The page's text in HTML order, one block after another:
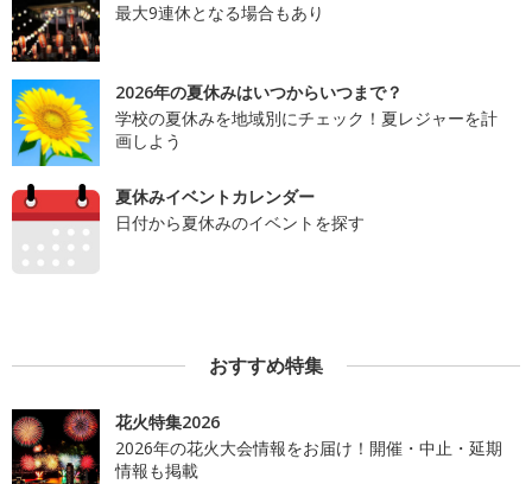
最大9連休となる場合もあり
2026年の夏休みはいつからいつまで？
学校の夏休みを地域別にチェック！夏レジャーを計
画しよう
夏休みイベントカレンダー
日付から夏休みのイベントを探す
おすすめ特集
花火特集2026
2026年の花火大会情報をお届け！開催・中止・延期
情報も掲載